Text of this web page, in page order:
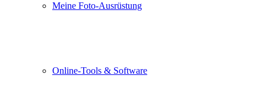
Meine Foto-Ausrüstung
Online-Tools & Software